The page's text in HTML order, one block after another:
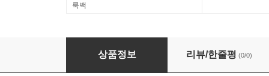
룩백
Jay-Z (제이지) - 4:44
상품정보 리뷰/한줄평 (0/0)